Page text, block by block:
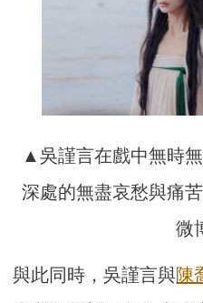
▲吳謹言在戲中無時
深處的無盡哀愁與痛
微
與此同時，吳謹言與陳